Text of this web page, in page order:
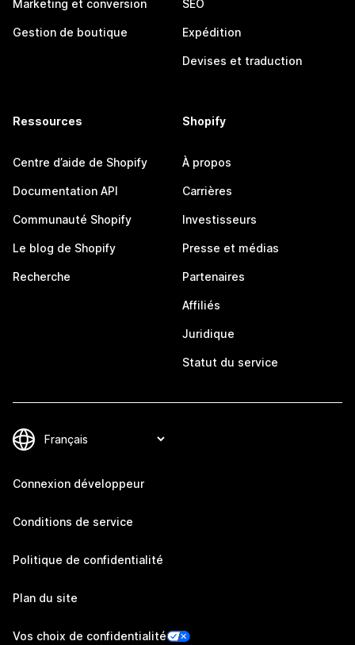
Marketing et conversion
Gestion de boutique
SEO
Expédition
Devises et traduction
Ressources
Centre d’aide de Shopify
Documentation API
Communauté Shopify
Le blog de Shopify
Recherche
Shopify
À propos
Carrières
Investisseurs
Presse et médias
Partenaires
Affiliés
Juridique
Statut du service
Connexion développeur
Conditions de service
Politique de confidentialité
Plan du site
Vos choix de confidentialité